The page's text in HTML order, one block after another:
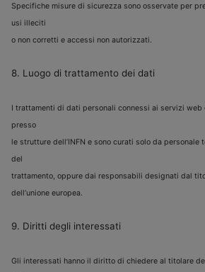
Specifiche misure di sicurezza sono osservate per
usi illeciti
o non corretti e accessi non autorizzati.
8. Luogo di trattamento dei dati
I trattamenti di dati personali connessi ai servizi web
presso
le strutture dell’INFN e sono curati solo da personale
del
trattamento, oppure dai responsabili designati dal
dell’unione europea.
9. Diritti degli interessati
Gli interessati hanno il diritto di chiedere al titolare